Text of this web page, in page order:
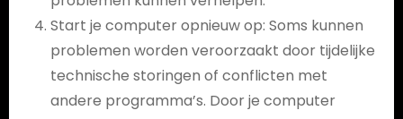
Start je computer opnieuw op: Soms kunnen
problemen worden veroorzaakt door tijdelijke
technische storingen of conflicten met
andere programma’s. Door je computer